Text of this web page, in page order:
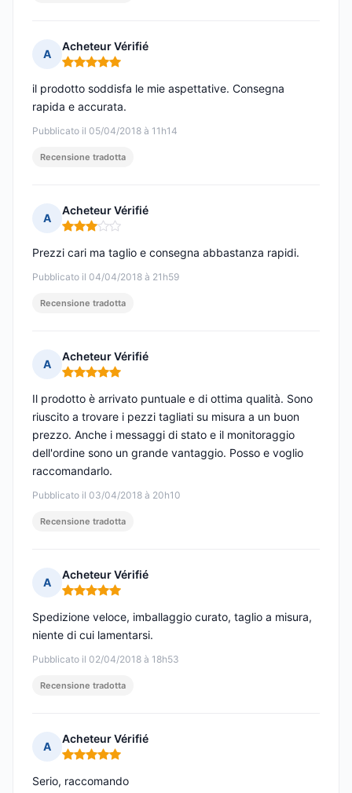
A
Acheteur Vérifié
Nota: 5 su 5
Pubblicato il 05/04/2018 à 11h14
il prodotto soddisfa le mie aspettative. Consegna
rapida e accurata.
Recensione tradotta
A
Acheteur Vérifié
Nota: 3 su 5
Pubblicato il 04/04/2018 à 21h59
Prezzi cari ma taglio e consegna abbastanza rapidi.
Recensione tradotta
A
Acheteur Vérifié
Nota: 5 su 5
Pubblicato il 03/04/2018 à 20h10
Il prodotto è arrivato puntuale e di ottima qualità. Sono
riuscito a trovare i pezzi tagliati su misura a un buon
prezzo. Anche i messaggi di stato e il monitoraggio
dell'ordine sono un grande vantaggio. Posso e voglio
raccomandarlo.
Recensione tradotta
A
Acheteur Vérifié
Nota: 5 su 5
Pubblicato il 02/04/2018 à 18h53
Spedizione veloce, imballaggio curato, taglio a misura,
niente di cui lamentarsi.
Recensione tradotta
A
Acheteur Vérifié
Nota: 5 su 5
Serio, raccomando